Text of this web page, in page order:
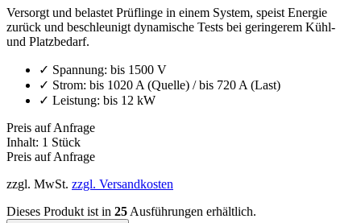
Versorgt und belastet Prüflinge in einem System, speist Energie
zurück und beschleunigt dynamische Tests bei geringerem Kühl-
und Platzbedarf.
✓ Spannung: bis 1500 V
✓ Strom: bis 1020 A (Quelle) / bis 720 A (Last)
✓ Leistung: bis 12 kW
Preis auf Anfrage
Inhalt: 1 Stück
Preis auf Anfrage
zzgl. MwSt. zzgl. Versandkosten
Dieses Produkt ist in 25 Ausführungen erhältlich.